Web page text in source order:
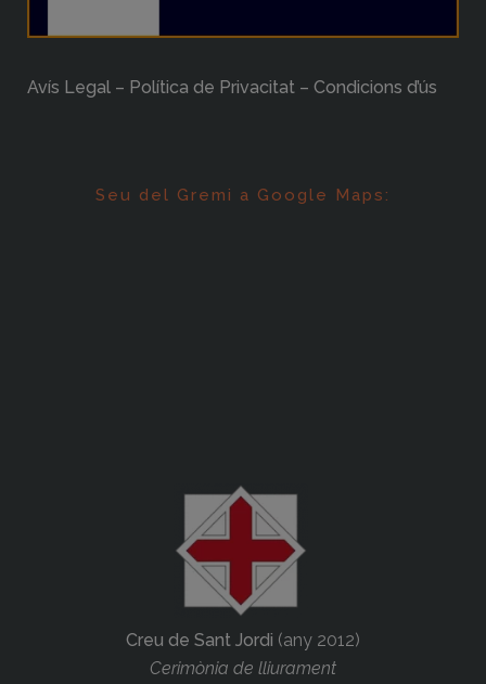
Avís Legal – Política de Privacitat – Condicions d’ús
Seu del Gremi a Google Maps:
Creu de Sant Jordi (any 2012)
Cerimònia de lliurament